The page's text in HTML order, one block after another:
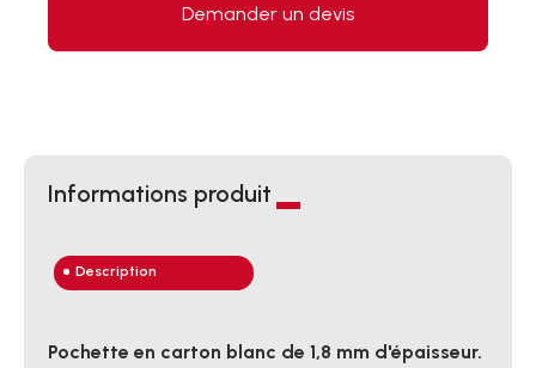
Demander un devis
Informations produit
Description
Pochette en carton blanc de 1,8 mm d'épaisseur.